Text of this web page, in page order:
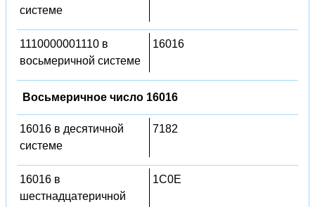
системе
1110000001110 в
восьмеричной системе
16016
Восьмеричное число 16016
16016 в десятичной
системе
7182
16016 в
шестнадцатеричной
1C0E